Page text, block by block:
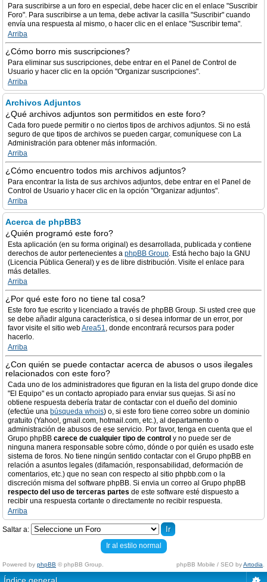
Para suscribirse a un foro en especial, debe hacer clic en el enlace "Suscribir
Foro". Para suscribirse a un tema, debe activar la casilla "Suscribir" cuando
envía una respuesta al mismo, o hacer clic en el enlace "Suscribir tema".
Arriba
¿Cómo borro mis suscripciones?
Para eliminar sus suscripciones, debe entrar en el Panel de Control de
Usuario y hacer clic en la opción "Organizar suscripciones".
Arriba
Archivos Adjuntos
¿Qué archivos adjuntos son permitidos en este foro?
Cada foro puede permitir o no ciertos tipos de archivos adjuntos. Si no está
seguro de que tipos de archivos se pueden cargar, comuníquese con La
Administración para obtener más información.
Arriba
¿Cómo encuentro todos mis archivos adjuntos?
Para encontrar la lista de sus archivos adjuntos, debe entrar en el Panel de
Control de Usuario y hacer clic en la opción "Organizar adjuntos".
Arriba
Acerca de phpBB3
¿Quién programó este foro?
Esta aplicación (en su forma original) es desarrollada, publicada y contiene
derechos de autor pertenecientes a phpBB Group. Está hecho bajo la GNU
(Licencia Pública General) y es de libre distribución. Visite el enlace para
más detalles.
Arriba
¿Por qué este foro no tiene tal cosa?
Este foro fue escrito y licenciado a través de phpBB Group. Si usted cree que
se debe añadir alguna característica, o si desea informar de un error, por
favor visite el sitio webArea51, donde encontrará recursos para poder
hacerlo.
Arriba
¿Con quién se puede contactar acerca de abusos o usos ilegales
relacionados con este foro?
Cada uno de los administradores que figuran en la lista del grupo donde dice
"El Equipo" es un contacto apropiado para enviar sus quejas. Si así no
obtiene respuesta debería tratar de contactar con el dueño del dominio
(efectúe una búsqueda whois) o, si este foro tiene correo sobre un dominio
gratuito (Yahoo!, gmail.com, hotmail.com, etc.), al departamento o
administración de abusos de ese servicio. Por favor, tenga en cuenta que el
Grupo phpBB carece de cualquier tipo de control y no puede ser de
ninguna manera responsable sobre cómo, dónde o por quién es usado este
sistema de foros. No tiene ningún sentido contactar con el Grupo phpBB en
relación a asuntos legales (difamación, responsabilidad, deformación de
comentarios, etc.) que no sean con respecto al sitio phpbb.com o la
discreción misma del software phpBB. Si envia un correo al Grupo phpBB
respecto del uso de terceras partes de este software esté dispuesto a
recibir una respuesta cortante o directamente no recibir respuesta.
Arriba
Saltar a:
Ir al estilo normal
Powered by phpBB © phpBB Group. phpBB Mobile / SEO byArtodia